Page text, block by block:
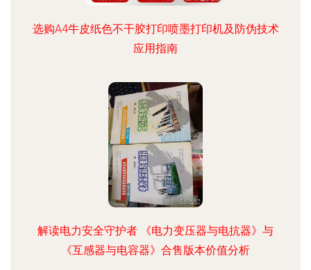
选购A4牛皮纸色不干胶打印喷墨打印机及防伪技术
应用指南
解读电力安全守护者 《电力变压器与电抗器》与
《互感器与电容器》合售版本价值分析